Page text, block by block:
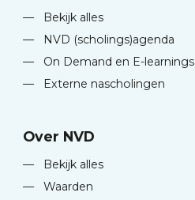
—
Bekijk alles
—
NVD (scholings)agenda
—
On Demand en E-learnings
—
Externe nascholingen
Over NVD
—
Bekijk alles
—
Waarden